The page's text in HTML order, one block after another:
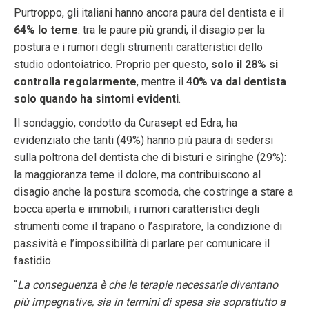
Purtroppo, gli italiani hanno ancora paura del dentista e il
64% lo teme: tra le paure più grandi, il disagio per la
postura e i rumori degli strumenti caratteristici dello
studio odontoiatrico. Proprio per questo, solo il 28% si
controlla regolarmente, mentre il 40% va dal dentista
solo quando ha sintomi evidenti.
Il sondaggio, condotto da Curasept ed Edra, ha
evidenziato che tanti (49%) hanno più paura di sedersi
sulla poltrona del dentista che di bisturi e siringhe (29%):
la maggioranza teme il dolore, ma contribuiscono al
disagio anche la postura scomoda, che costringe a stare a
bocca aperta e immobili, i rumori caratteristici degli
strumenti come il trapano o l’aspiratore, la condizione di
passività e l’impossibilità di parlare per comunicare il
fastidio.
“La conseguenza è che le terapie necessarie diventano
più impegnative, sia in termini di spesa sia soprattutto a